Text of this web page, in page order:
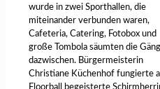
wurde in zwei Sporthallen, die
miteinander verbunden waren,
Cafeteria, Catering, Fotobox und
große Tombola säumten die
dazwischen. Bürgermeisterin
Christiane Küchenhof fungierte